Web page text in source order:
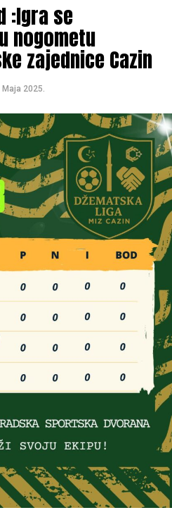
:Igra se
nogometu
zajednice Cazin
Maja 2025.